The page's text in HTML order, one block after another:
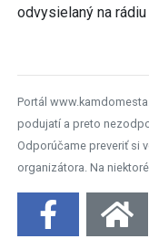
odvysielaný na rádiu
Portál
podujatí a preto
Odporúčame preveriť si
organizátora. Na